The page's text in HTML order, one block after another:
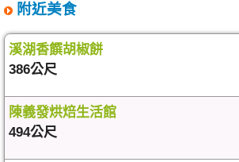
附近美食
溪湖香饌胡椒餅
386公尺
陳義發烘焙生活館
494公尺